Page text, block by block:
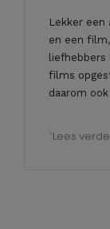
Lekker een
en een
liefhebbers
films
daarom
`Lees